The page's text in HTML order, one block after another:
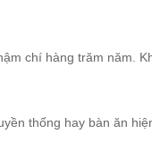
chí hàng trăm năm.
thống hay bàn ăn